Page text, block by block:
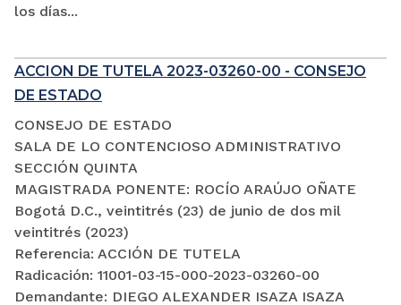
los días...
ACCION DE TUTELA 2023-03260-00 - CONSEJO
DE ESTADO
CONSEJO DE ESTADO
SALA DE LO CONTENCIOSO ADMINISTRATIVO
SECCIÓN QUINTA
MAGISTRADA PONENTE: ROCÍO ARAÚJO OÑATE
Bogotá D.C., veintitrés (23) de junio de dos mil
veintitrés (2023)
Referencia: ACCIÓN DE TUTELA
Radicación: 11001-03-15-000-2023-03260-00
Demandante: DIEGO ALEXANDER ISAZA ISAZA